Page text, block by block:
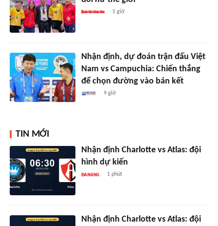
5 giờ
Nhận định, dự đoán trận đấu Việt
Nam vs Campuchia: Chiến thắng
để chọn đường vào bán kết
9 giờ
TIN MỚI
Nhận định Charlotte vs Atlas: đội
hình dự kiến
1 phút
Nhận định Charlotte vs Atlas: đội